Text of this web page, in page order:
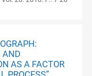
AND
AS A FACTOR